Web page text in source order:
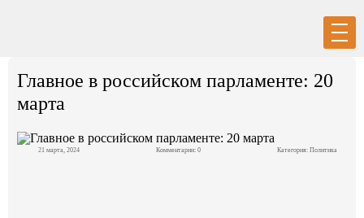
Главное в российском парламенте: 20
марта
21 марта, 2024 Комментарии: 0 Категория: Политика